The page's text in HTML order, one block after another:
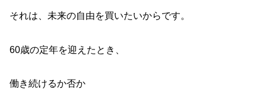
それは、未来の自由を買いたいからです。
60歳の定年を迎えたとき、
働き続けるか否か